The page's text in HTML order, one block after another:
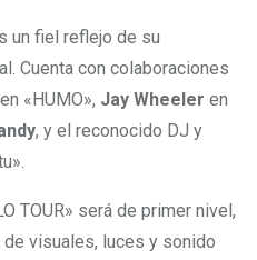
un fiel reflejo de su
Cuenta con colaboraciones
en «HUMO», Jay Wheeler en
, y el reconocido DJ y
TOUR» será de primer nivel,
visuales, luces y sonido